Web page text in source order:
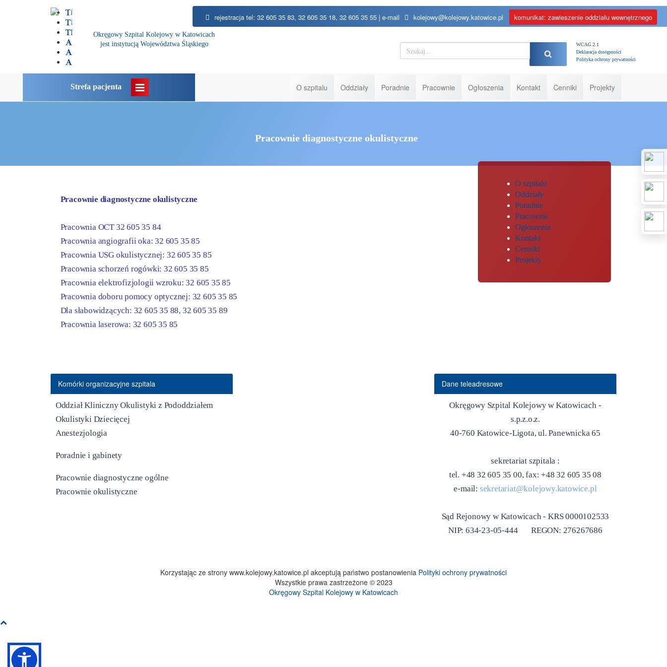
WCAG 2.1
Deklaracja dostępności
Polityka ochrony prywatności
Okręgowy Szpital Kolejowy w Katowicach
jest instytucją Województwa Śląskiego
rejestracja tel: 32 605 35 83, 32 605 35 18, 32 605 35 55 | e-mail kolejowy@kolejowy.katowice.pl komunikat: zawieszenie oddziału wewnętrznego
Strefa pacjenta O szpitalu Oddziały Poradnie Pracownie Ogłoszenia Kontakt Cenniki Projekty
Pracownie diagnostyczne okulistyczne
Pracownie diagnostyczne okulistyczne
Pracownia OCT 32 605 35 84
Pracownia angiografii oka:32 605 35 85
Pracownia USG okulistycznej: 32 605 35 85
Pracownia schorzeń rogówki: 32 605 35 85
Pracownia elektrofizjologii wzroku:32 605 35 85
Pracownia doboru pomocy optycznej: 32 605 35 85
Dla słabowidzących: 32 605 35 88, 32 605 35 89
Pracownia laserowa: 32 605 35 85
O szpitalu
Oddziały
Poradnie
Pracownie
Ogłoszenia
Kontakt
Cenniki
Projekty
Komórki organizacyjne szpitala
Oddział Kliniczny Okulistyki z Pododdziałem
Okulistyki Dziecięcej
Anestezjologia
Poradnie i gabinety
Pracownie diagnostyczne ogólne
Pracownie okulistyczne
Dane teleadresowe
Okręgowy Szpital Kolejowy w Katowicach -
s.p.z.o.z.
40-760 Katowice-Ligota, ul. Panewnicka 65
sekretariat szpitala :
tel. +48 32 605 35 00, fax: +48 32 605 35 08
e-mail: sekretariat@kolejowy.katowice.pl
Sąd Rejonowy w Katowicach - KRS 0000102533
NIP: 634-23-05-444 REGON: 276267686
Korzystając ze strony www.kolejowy.katowice.pl akceptują państwo postanowienia Polityki ochrony prywatności
Wszystkie prawa zastrzeżone © 2023
Okręgowy Szpital Kolejowy w Katowicach